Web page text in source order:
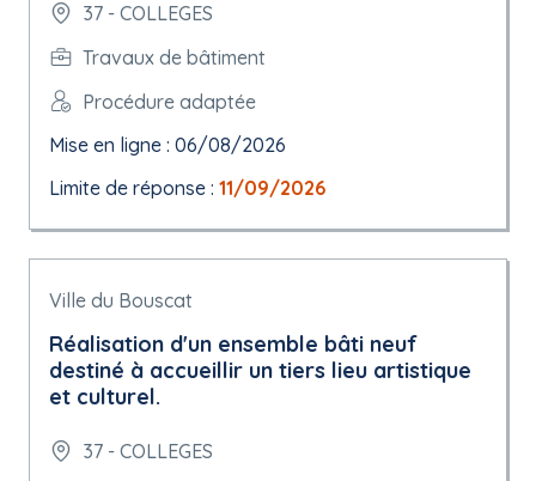
37 - COLLEGES
Travaux de bâtiment
Procédure adaptée
Mise en ligne : 06/08/2026
Limite de réponse : 11/09/2026
Ville du Bouscat
Réalisation d'un ensemble bâti neuf
destiné à accueillir un tiers lieu artistique
et culturel.
37 - COLLEGES